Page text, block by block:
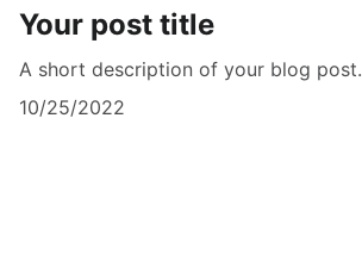
Your post title
A short description of your blog post.
10/25/2022